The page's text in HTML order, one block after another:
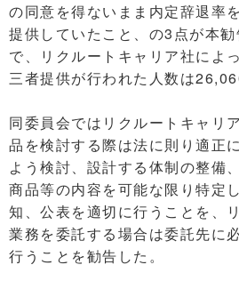
の同意を得ないまま内定辞退率
提供していたこと、の3点が本
で、リクルートキャリア社によ
三者提供が行われた人数は
同委員会ではリクルートキャリ
品を検討する際は法に則り適正
よう検討、設計する体制の整備
商品等の内容を可能な限り特定
知、公表を適切に行うことを、
業務を委託する場合は委託先に
行うことを勧告した。